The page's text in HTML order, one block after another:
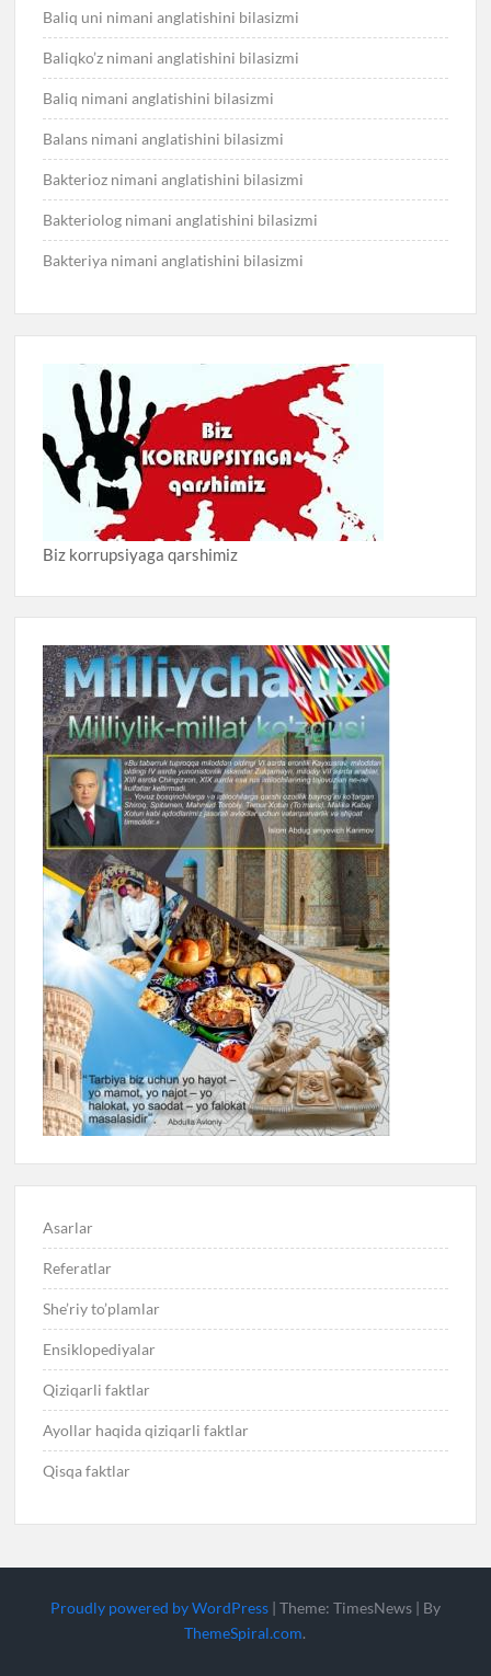
Baliq uni nimani anglatishini bilasizmi
Baliqko’z nimani anglatishini bilasizmi
Baliq nimani anglatishini bilasizmi
Balans nimani anglatishini bilasizmi
Bakterioz nimani anglatishini bilasizmi
Bakteriolog nimani anglatishini bilasizmi
Bakteriya nimani anglatishini bilasizmi
Biz korrupsiyaga qarshimiz
Asarlar
Referatlar
She’riy to’plamlar
Ensiklopediyalar
Qiziqarli faktlar
Ayollar haqida qiziqarli faktlar
Qisqa faktlar
Proudly powered by WordPress | Theme: TimesNews | By
ThemeSpiral.com.